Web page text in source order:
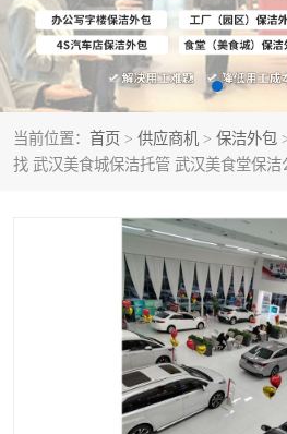
当前位置： 首页 > 供应商机 > 保洁外包
找 武汉美食城保洁托管 武汉美食堂保洁